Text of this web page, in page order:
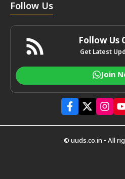
Follow Us
Follow Us
Get Latest
Join
© uuds.co.in • All